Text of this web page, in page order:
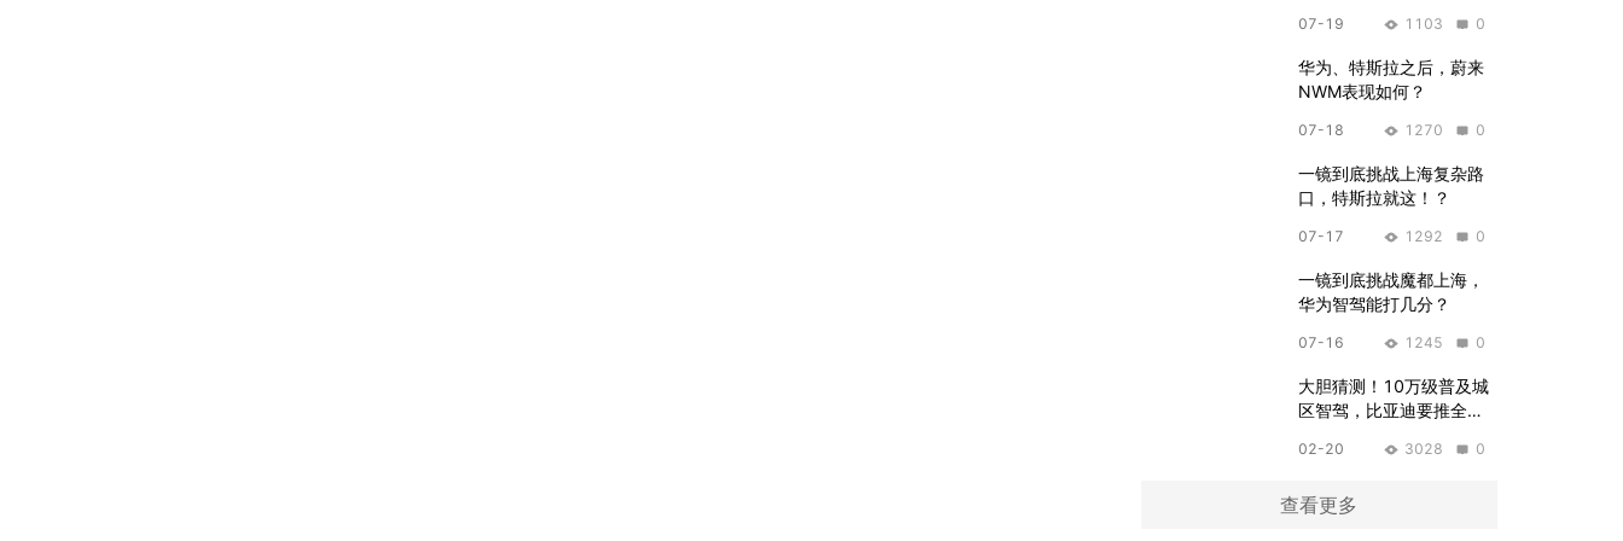
07-19 1103 0
华为、特斯拉之后，蔚来
NWM表现如何？
07-18 1270 0
一镜到底挑战上海复杂路
口，特斯拉就这！？
07-17 1292 0
一镜到底挑战魔都上海，
华为智驾能打几分？
07-16 1245 0
大胆猜测！10万级普及城
区智驾，比亚迪要推全民
02-20 3028 0
查看更多